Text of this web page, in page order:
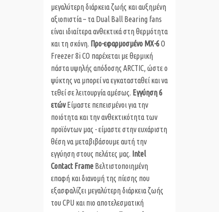
μεγαλύτερη διάρκεια ζωής και αυξημένη
αξιοπιστία – τα Dual Ball Bearing fans
είναι ιδιαίτερα ανθεκτικά στη θερμότητα
και τη σκόνη. Προ-εφαρμοσμένο MX-6Ο
Freezer 8i CO παρέχεται με θερμική
πάστα υψηλής απόδοσης ARCTIC, ώστε ο
ψύκτης να μπορεί να εγκατασταθεί και να
τεθεί σε λειτουργία αμέσως. Εγγύηση 6
ετώνΕίμαστε πεπεισμένοι για την
ποιότητα και την ανθεκτικότητα των
προϊόντων μας - είμαστε στην ευχάριστη
θέση να μεταβιβάσουμε αυτή την
εγγύηση στους πελάτες μας. Intel
Contact Frame Βελτιστοποιημένη
επαφή και διανομή της πίεσης που
εξασφαλίζει μεγαλύτερη διάρκεια ζωής
του CPU και πιο αποτελεσματική